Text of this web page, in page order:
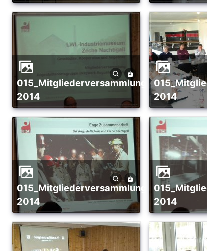
015_Mitgliederversammlung_02-
2014
015_Mitgliederversammlung_02-
2014
015_Mitgliederversammlung_02-
2014
015_Mitgliederversammlung_02-
2014